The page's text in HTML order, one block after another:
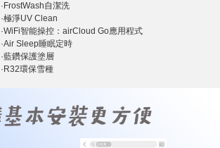
·FrostWash自潔洗
·極淨UV Clean
·WiFi智能操控：airCloud Go應用程式
·Air Sleep睡眠定時
·藍鑽保護塗層
·R32環保雪種